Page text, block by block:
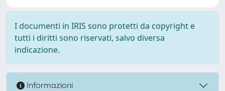
I documenti in IRIS sono protetti da copyright e
tutti i diritti sono riservati, salvo diversa
indicazione.
Informazioni